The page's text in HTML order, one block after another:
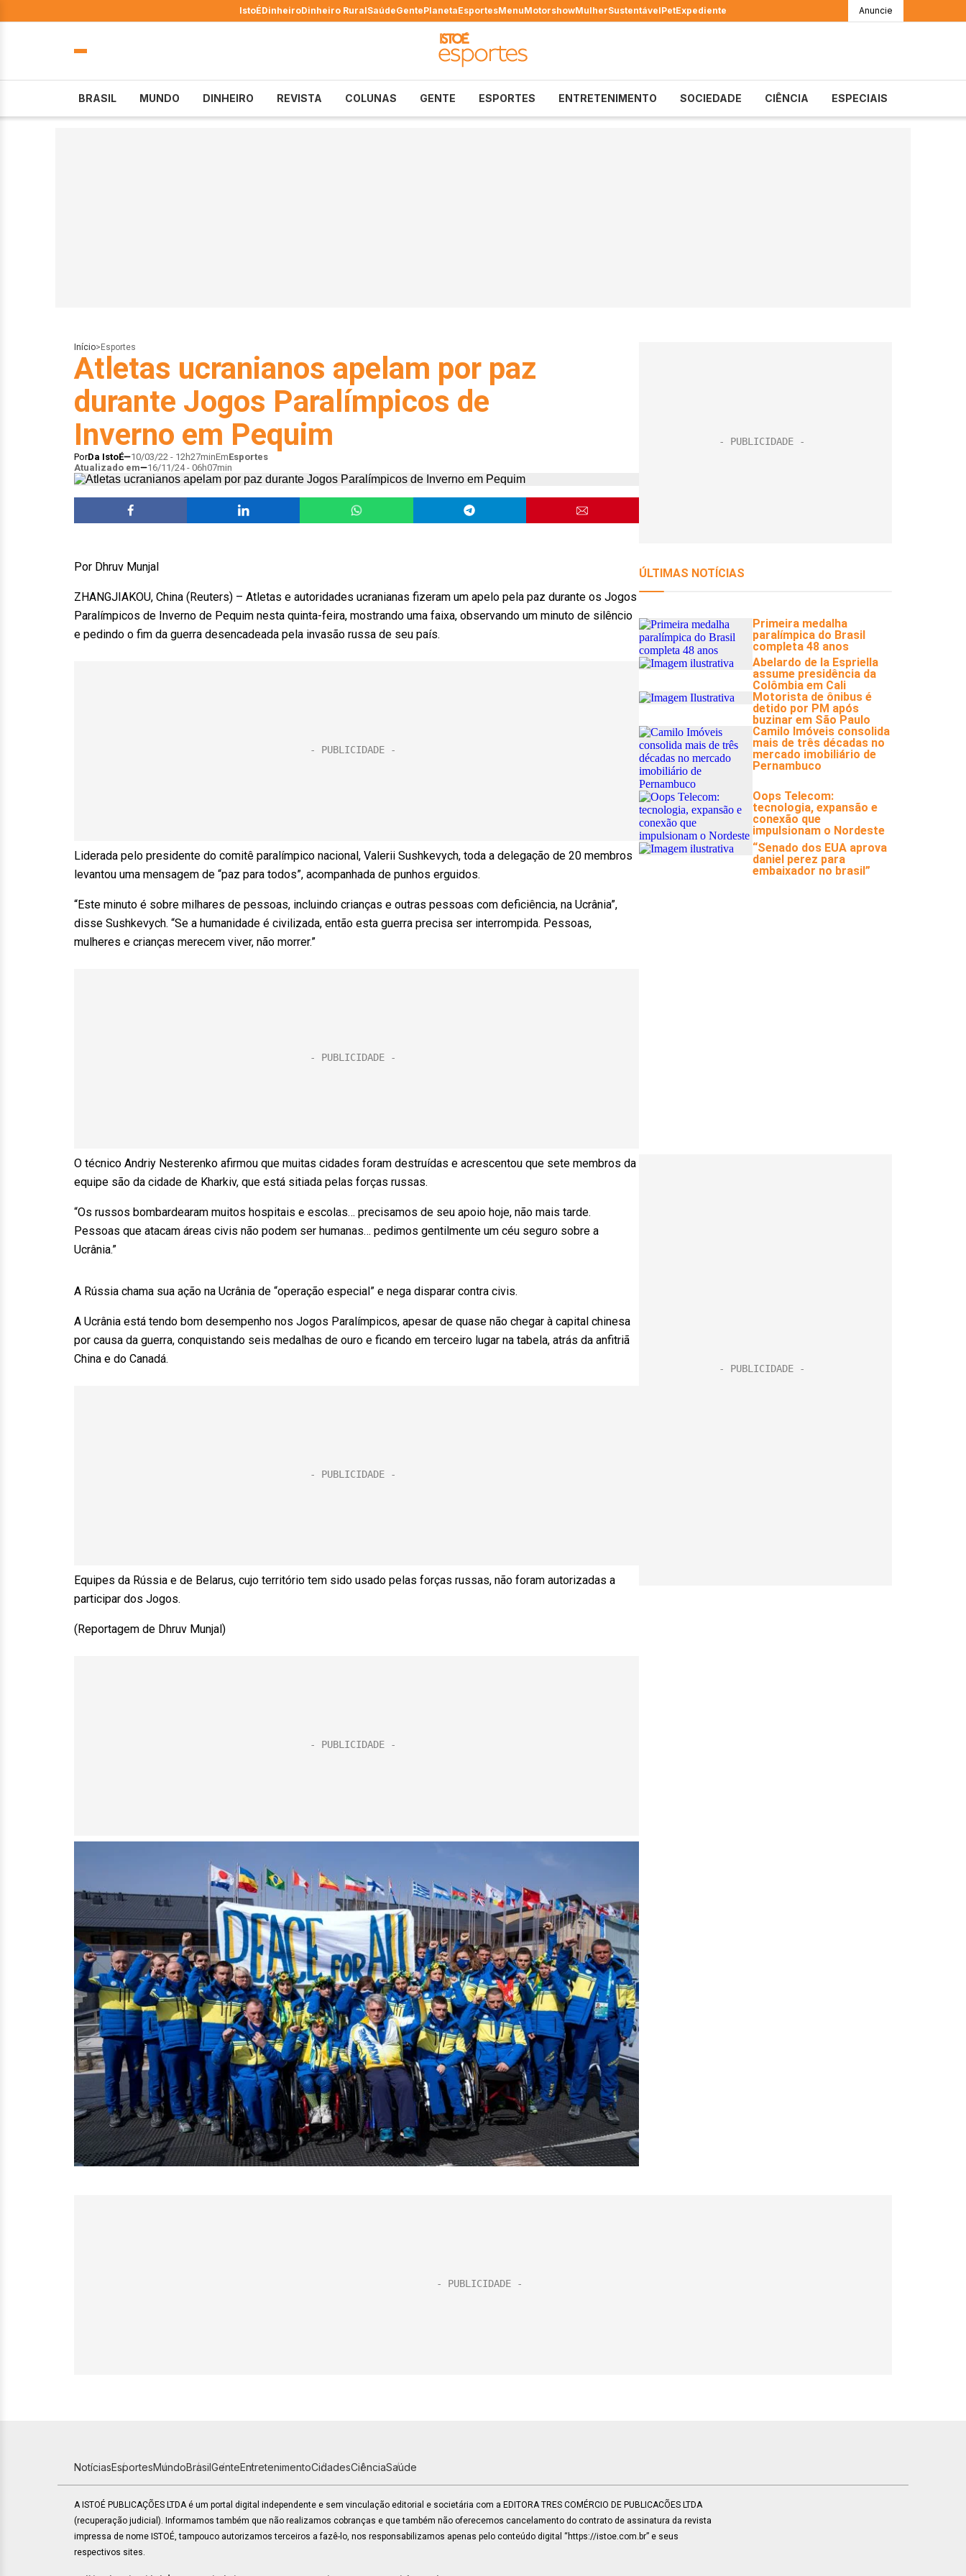
IstoÉDinheiroDinheiro RuralSaúdeGentePlanetaEsportesMenuMotorshowMulherSustentávelPetExpediente Anuncie
BRASIL MUNDO DINHEIRO REVISTA COLUNAS GENTE ESPORTES ENTRETENIMENTO SOCIEDADE CIÊNCIA ESPECIAIS
Início> Esportes
Atletas ucranianos apelam por paz
durante Jogos Paralímpicos de
Inverno em Pequim
PorDa IstoÉ 10/03/22 - 12h27minEmEsportes
Atualizado em
16/11/24 - 06h07min
Por Dhruv Munjal
ZHANGJIAKOU, China (Reuters) – Atletas e autoridades ucranianas fizeram um apelo pela paz durante os Jogos
Paralímpicos de Inverno de Pequim nesta quinta-feira, mostrando uma faixa, observando um minuto de silêncio
e pedindo o fim da guerra desencadeada pela invasão russa de seu país.
Liderada pelo presidente do comitê paralímpico nacional, Valerii Sushkevych, toda a delegação de 20 membros
levantou uma mensagem de “paz para todos”, acompanhada de punhos erguidos.
“Este minuto é sobre milhares de pessoas, incluindo crianças e outras pessoas com deficiência, na Ucrânia”,
disse Sushkevych. “Se a humanidade é civilizada, então esta guerra precisa ser interrompida. Pessoas,
mulheres e crianças merecem viver, não morrer.”
O técnico Andriy Nesterenko afirmou que muitas cidades foram destruídas e acrescentou que sete membros da
equipe são da cidade de Kharkiv, que está sitiada pelas forças russas.
“Os russos bombardearam muitos hospitais e escolas… precisamos de seu apoio hoje, não mais tarde.
Pessoas que atacam áreas civis não podem ser humanas… pedimos gentilmente um céu seguro sobre a
Ucrânia.”
A Rússia chama sua ação na Ucrânia de “operação especial” e nega disparar contra civis.
A Ucrânia está tendo bom desempenho nos Jogos Paralímpicos, apesar de quase não chegar à capital chinesa
por causa da guerra, conquistando seis medalhas de ouro e ficando em terceiro lugar na tabela, atrás da anfitriã
China e do Canadá.
Equipes da Rússia e de Belarus, cujo território tem sido usado pelas forças russas, não foram autorizadas a
participar dos Jogos.
(Reportagem de Dhruv Munjal)
NotíciasEsportesMundoBrasilGenteEntretenimentoCidadesCiênciaSaúde
A ISTOÉ PUBLICAÇÕES LTDA é um portal digital independente e sem vinculação editorial e societária com a EDITORA TRES COMÉRCIO DE PUBLICACÕES LTDA
(recuperação judicial). Informamos também que não realizamos cobranças e que também não oferecemos cancelamento do contrato de assinatura da revista
impressa de nome ISTOÉ, tampouco autorizamos terceiros a fazê-lo, nos responsabilizamos apenas pelo conteúdo digital “https://istoe.com.br” e seus
respectivos sites.